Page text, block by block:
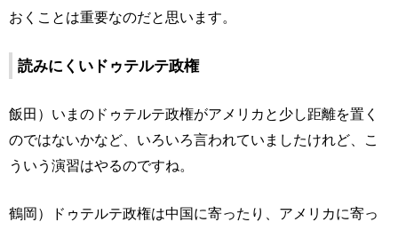
おくことは重要なのだと思います。
読みにくいドゥテルテ政権
飯田）いまのドゥテルテ政権がアメリカと少し距離を置く
のではないかなど、いろいろ言われていましたけれど、こ
ういう演習はやるのですね。
鶴岡）ドゥテルテ政権は中国に寄ったり、アメリカに寄っ